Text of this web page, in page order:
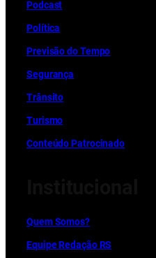
Podcast
Política
Previsão do Tempo
Segurança
Trânsito
Turismo
Conteúdo Patrocinado
Quem Somos?
Equipe Redação RS